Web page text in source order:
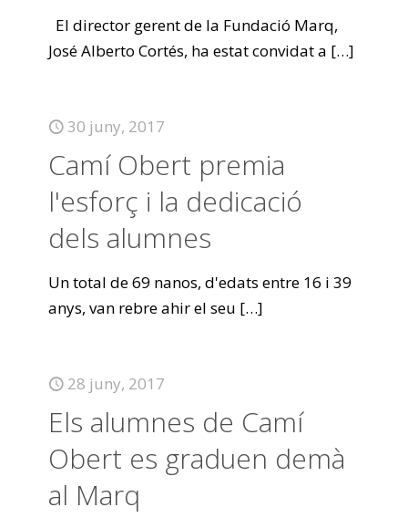
El director gerent de la Fundació Marq,
José Alberto Cortés, ha estat convidat a […]
30 juny, 2017
Camí Obert premia
l'esforç i la dedicació
dels alumnes
Un total de 69 nanos, d'edats entre 16 i 39
anys, van rebre ahir el seu […]
28 juny, 2017
Els alumnes de Camí
Obert es graduen demà
al Marq